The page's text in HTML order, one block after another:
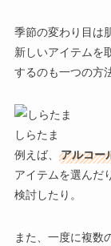
季節の変わり目は
新しいアイテムを
するのも一つの方
しらたま
例えば、 アルコー
アイテムを選んだり
検討したり。
また、一度に複数